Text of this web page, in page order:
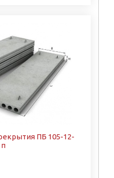
ПБ 105-12-
п